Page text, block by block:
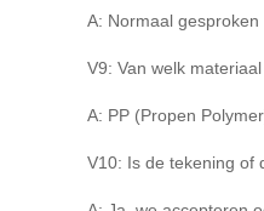
A: Normaal
V9: Van welk
A: PP (Propen
V10: Is de tekening of